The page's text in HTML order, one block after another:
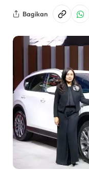
Bagikan